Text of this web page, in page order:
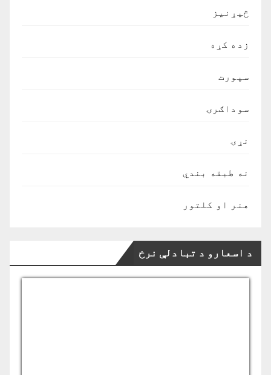
څیړنیز
زده کړه
سپورت
سوداګرۍ
نړۍ
نه طبقه بندي
هنر او کلتور
د اسعارو د تبادلې نرخ